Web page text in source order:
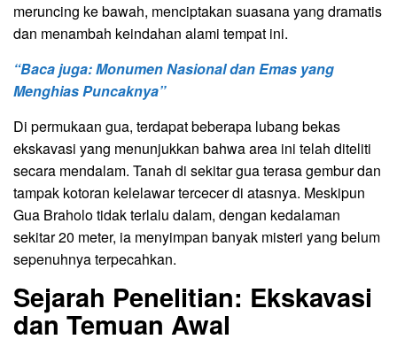
meruncing ke bawah, menciptakan suasana yang dramatis
dan menambah keindahan alami tempat ini.
“Baca juga: Monumen Nasional dan Emas yang
Menghias Puncaknya”
Di permukaan gua, terdapat beberapa lubang bekas
ekskavasi yang menunjukkan bahwa area ini telah diteliti
secara mendalam. Tanah di sekitar gua terasa gembur dan
tampak kotoran kelelawar tercecer di atasnya. Meskipun
Gua Braholo tidak terlalu dalam, dengan kedalaman
sekitar 20 meter, ia menyimpan banyak misteri yang belum
sepenuhnya terpecahkan.
Sejarah Penelitian: Ekskavasi
dan Temuan Awal